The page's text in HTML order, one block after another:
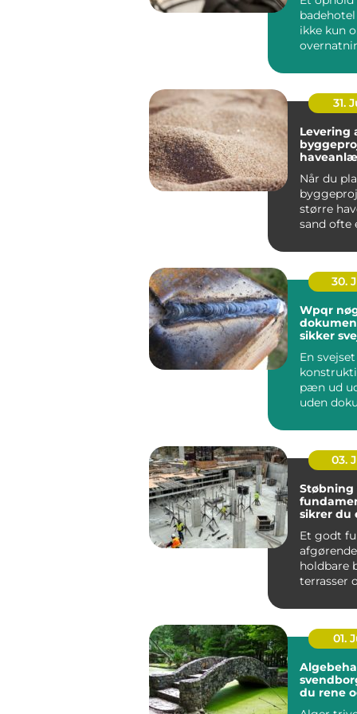
ikke kun
31.
Levering
Når du
større
sand ofte
30.
Wpqr nøglen til
sikker
En svejset
pæn ud
uden
om den
03.
Støbning
sikrer du
Et godt
holdbare
terrasser
01.
svendborg sådan
du rene